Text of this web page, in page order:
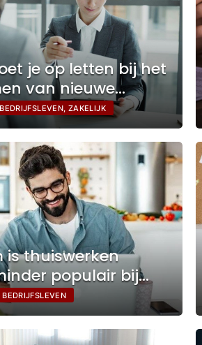
je op letten bij het
van nieuwe
BEDRIJFSLEVEN, ZAKELIJK
is thuiswerken
populair bij
BEDRIJFSLEVEN